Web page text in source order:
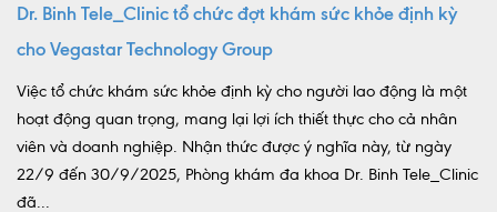
Dr. Binh Tele_Clinic tổ chức đợt khám sức khỏe định kỳ
cho Vegastar Technology Group
Việc tổ chức khám sức khỏe định kỳ cho người lao động là một
hoạt động quan trọng, mang lại lợi ích thiết thực cho cả nhân
viên và doanh nghiệp. Nhận thức được ý nghĩa này, từ ngày
22/9 đến 30/9/2025, Phòng khám đa khoa Dr. Binh Tele_Clinic
đã...